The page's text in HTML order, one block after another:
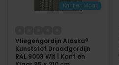
Kant en klaar
Vliegengordijn Alaska®
Kunststof Draadgordijn
RAL 9003 Wit | Kant en